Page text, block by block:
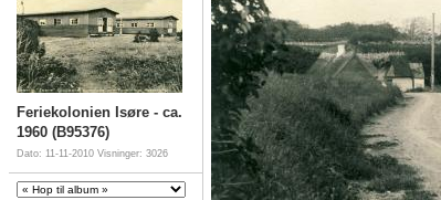
Feriekolonien Isøre - ca.
1960 (B95376)
Dato: 11-11-2010 Visninger: 3026